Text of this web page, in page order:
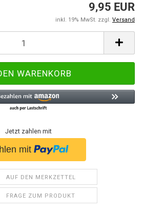
9,95 EUR
inkl. 19% MwSt. zzgl. Versand
Jetzt zahlen mit
AUF DEN MERKZETTEL
FRAGE ZUM PRODUKT